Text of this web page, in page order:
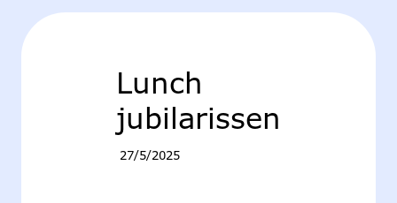
Lunch
jubilarissen
27/5/2025